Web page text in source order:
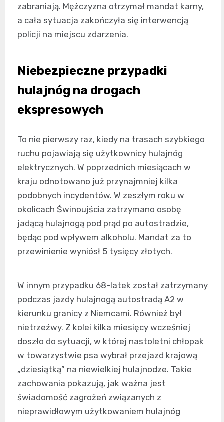
zabraniają. Mężczyzna otrzymał mandat karny,
a cała sytuacja zakończyła się interwencją
policji na miejscu zdarzenia.
Niebezpieczne przypadki
hulajnóg na drogach
ekspresowych
To nie pierwszy raz, kiedy na trasach szybkiego
ruchu pojawiają się użytkownicy hulajnóg
elektrycznych. W poprzednich miesiącach w
kraju odnotowano już przynajmniej kilka
podobnych incydentów. W zeszłym roku w
okolicach Świnoujścia zatrzymano osobę
jadącą hulajnogą pod prąd po autostradzie,
będąc pod wpływem alkoholu. Mandat za to
przewinienie wyniósł 5 tysięcy złotych.
W innym przypadku 68-latek został zatrzymany
podczas jazdy hulajnogą autostradą A2 w
kierunku granicy z Niemcami. Również był
nietrzeźwy. Z kolei kilka miesięcy wcześniej
doszło do sytuacji, w której nastoletni chłopak
w towarzystwie psa wybrał przejazd krajową
„dziesiątką” na niewielkiej hulajnodze. Takie
zachowania pokazują, jak ważna jest
świadomość zagrożeń związanych z
nieprawidłowym użytkowaniem hulajnóg